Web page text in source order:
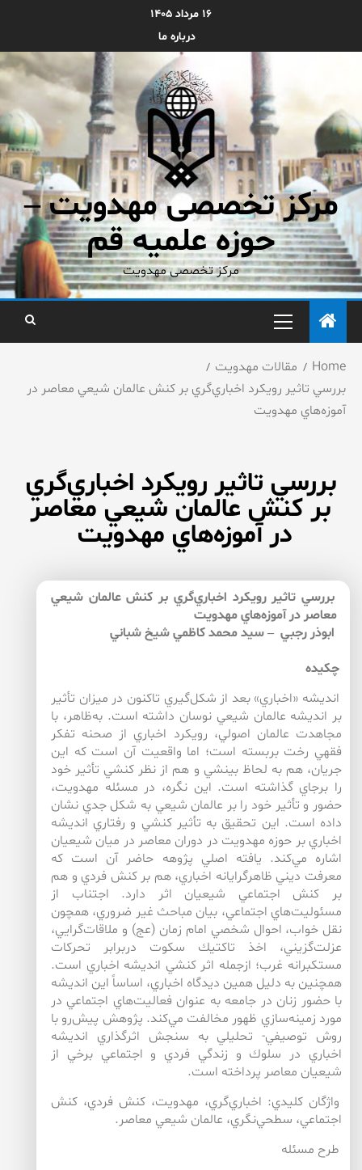
۱۶ مرداد ۱۴۰۵
درباره ما
مرکز تخصصی مهدویت –
حوزه علمیه قم
مرکز تخصصی مهدویت
Home
مقالات مهدویت
بررسي تاثير رويكرد اخباري‌‌گري بر كنش عالمان شيعي معاصر در
آموزه‌هاي مهدويت
بررسي تاثير رويكرد اخباري‌‌گري
بر كنش عالمان شيعي معاصر
در آموزه‌هاي مهدويت
بررسي تاثير رويكرد اخباري‌‌گري بر كنش عالمان شيعي
معاصر در آموزه‌هاي مهدويت
ابوذر رجبي – سيد محمد كاظمي شيخ شباني
چكيده
انديشه «اخباري» بعد از شكل‌‌گيري تاكنون در ميزان تأثير
بر انديشه عالمان شيعي نوسان داشته است. به‌ظاهر، با
مجاهدت عالمان اصولي، رويكرد اخباري از صحنه تفكر
فقهي رخت بربسته است؛ اما واقعيت آن است كه اين
جريان، هم به لحاظ بينشي و هم از نظر كنشي تأثير خود
را برجاي گذاشته است. اين نگره، در مسئله مهدويت،
حضور و تأثير خود را بر عالمان شيعي به شكل جدي نشان
داده است. اين تحقيق به تأثير كنشي و رفتاري انديشه
اخباري بر حوزه مهدويت در دوران معاصر در ميان شيعيان
اشاره مي‌كند. يافته اصلي پژوهه حاضر آن است كه
معرفت ديني ظاهرگرايانه اخباري، هم بر كنش فردي و هم
بر كنش اجتماعي شيعيان اثر دارد. اجتناب از
مسئوليت‌‌هاي اجتماعي، بيان مباحث غير ضروري، همچون
نقل خواب، احوال شخصي امام زمان (عج) و ملاقات‌‌گرايي،
عزلت‌گزيني، اخذ تاكتيك سكوت دربرابر تحركات
مستكبرانه غرب؛ ازجمله اثر كنشي انديشه اخباري است.
همچنين به دليل همين ديدگاه اخباري، اساساً اين انديشه
با حضور زنان در جامعه به عنوان فعاليت‌هاي اجتماعي در
مورد زمينه‌سازي ظهور مخالفت مي‌كند. پژوهش پيش‌‌رو با
روش توصيفي- تحليلي به سنجش اثرگذاري انديشه
اخباري در سلوك و زندگي فردي و اجتماعي برخي از
شيعيان معاصر پرداخته است.
واژگان كليدي: اخباري‌‌گري، مهدويت، كنش فردي، كنش
اجتماعي، سطحي‌‌نگري، عالمان شيعي معاصر.
طرح مسئله